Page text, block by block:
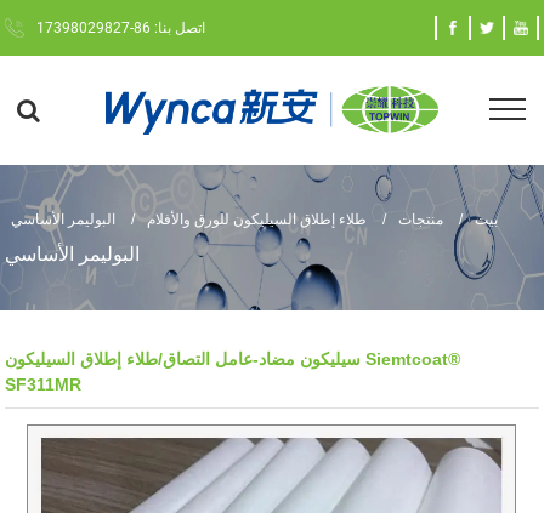
اتصل بنا: 86-17398029827
بيت منتجات طلاء إطلاق السيليكون للورق والأفلام البوليمر الأساسي
البوليمر الأساسي
سيليكون مضاد-عامل التصاق/طلاء إطلاق السيليكون Siemtcoat®
SF311MR